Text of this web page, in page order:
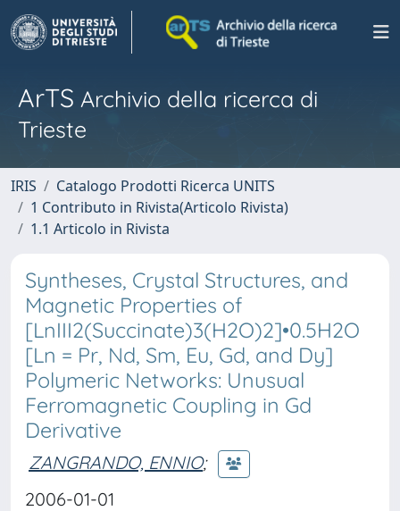
ArTS Archivio della ricerca di
Trieste
IRIS
Catalogo Prodotti Ricerca UNITS
1 Contributo in Rivista(Articolo Rivista)
1.1 Articolo in Rivista
Syntheses, Crystal Structures, and
Magnetic Properties of
[LnIII2(Succinate)3(H2O)2]•0.5H2O
[Ln = Pr, Nd, Sm, Eu, Gd, and Dy]
Polymeric Networks: Unusual
Ferromagnetic Coupling in Gd
Derivative
ZANGRANDO, ENNIO;
2006-01-01